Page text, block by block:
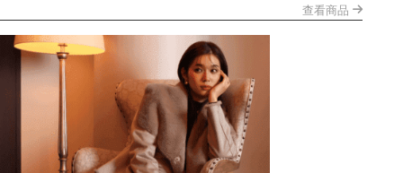
查看商品